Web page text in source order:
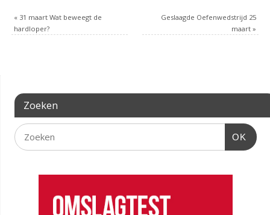
«31 maart Wat beweegt de
hardloper?
Geslaagde Oefenwedstrijd 25
maart»
Zoeken
OK